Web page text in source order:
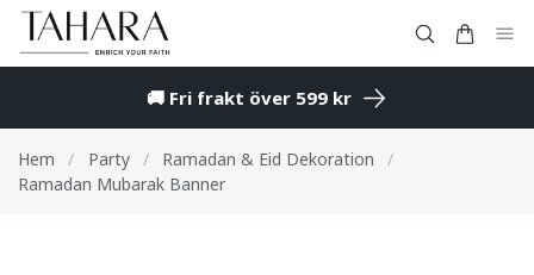
🚚 Fri frakt över 599 kr
Hem / Party / Ramadan & Eid Dekoration
/
Ramadan Mubarak Banner